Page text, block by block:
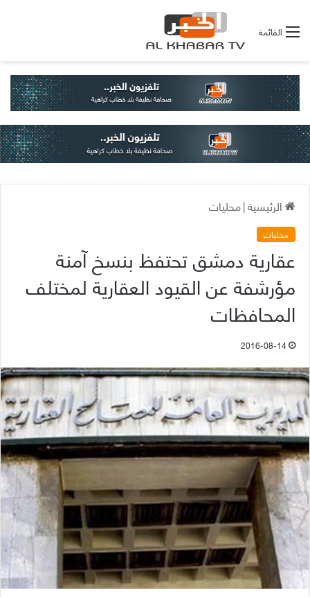
القائمة
الرئيسية|محليات
محليات
عقارية دمشق تحتفظ بنسخ آمنة
مؤرشفة عن القيود العقارية لمختلف
المحافظات
2016-08-14